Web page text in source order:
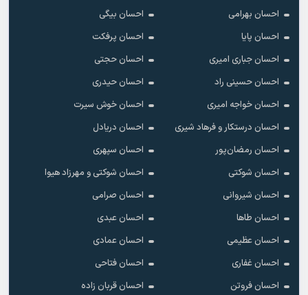
احسان بهرامی
احسان بیگی
احسان پایا
احسان پرفکت
احسان جباری امیری
احسان حجتی
احسان حسینی راد
احسان حیدری
احسان خواجه امیری
احسان خوش سیرت
احسان درستکار و فرهاد شیرى
احسان دریادل
احسان رمضان‌پور
احسان سپهری
احسان شوکتی
احسان شوکتی و مهرزاد هیوا
احسان شیروانی
احسان صرامی
احسان طاها
احسان عبدی
احسان عظیمی
احسان عمادی
احسان غفاری
احسان فتاحی
احسان فروتن
احسان قربان زاده